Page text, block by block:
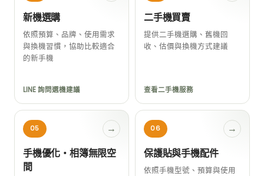
新機選購
依照預算、品牌、使用需求
與換機習慣，協助比較適合
的新手機
LINE 詢問選機建議
二手機買賣
提供二手機選購、舊機回
收、估價與換機方式建議
查看二手機服務
05
→
手機優化・相簿無限空
間
06
→
保護貼與手機配件
依照手機型號、預算與使用